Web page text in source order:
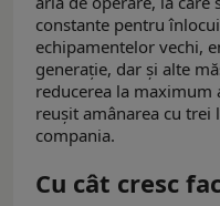
constante pentru
echipamentelor vechi,
generație, dar și alte
reducerea la maximum
reușit amânarea cu
compania.
Cu cât cresc